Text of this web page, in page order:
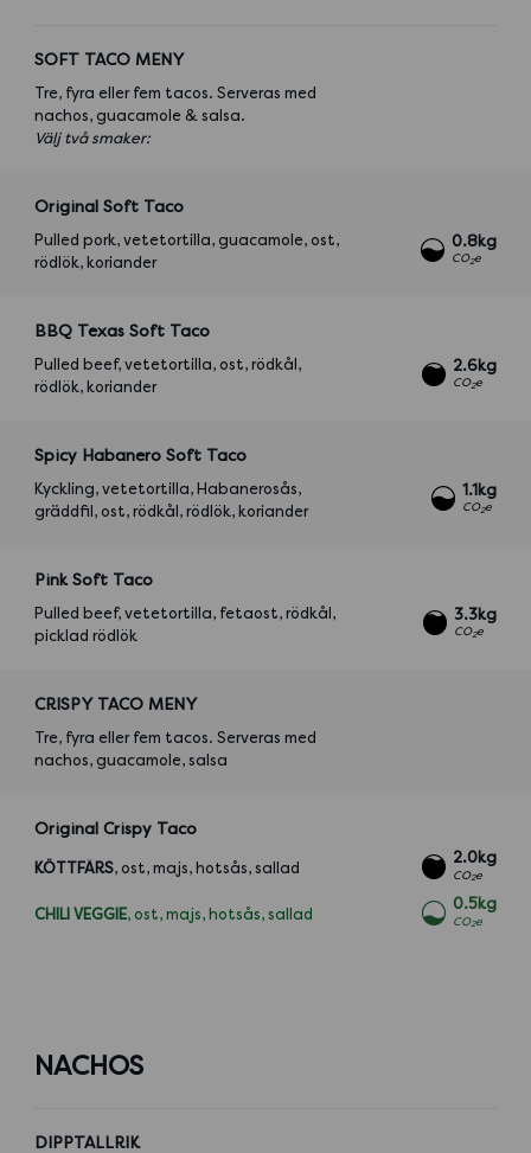
SOFT TACO MENY
Tre, fyra eller fem tacos. Serveras med
nachos, guacamole & salsa.
Välj två smaker:
Original Soft Taco
Pulled pork, vetetortilla, guacamole, ost,
rödlök, koriander
0.8kg
CO2e
BBQ Texas Soft Taco
Pulled beef, vetetortilla, ost, rödkål,
rödlök, koriander
2.6kg
CO2e
Spicy Habanero Soft Taco
Kyckling, vetetortilla, Habanerosås,
gräddfil, ost, rödkål, rödlök, koriander
1.1kg
CO2e
Pink Soft Taco
Pulled beef, vetetortilla, fetaost, rödkål,
picklad rödlök
3.3kg
CO2e
CRISPY TACO MENY
Tre, fyra eller fem tacos. Serveras med
nachos, guacamole, salsa
Original Crispy Taco
KÖTTFÄRS, ost, majs, hotsås, sallad
2.0kg
CO2e
CHILI VEGGIE, ost, majs, hotsås, sallad
0.5kg
CO2e
NACHOS
DIPPTALLRIK